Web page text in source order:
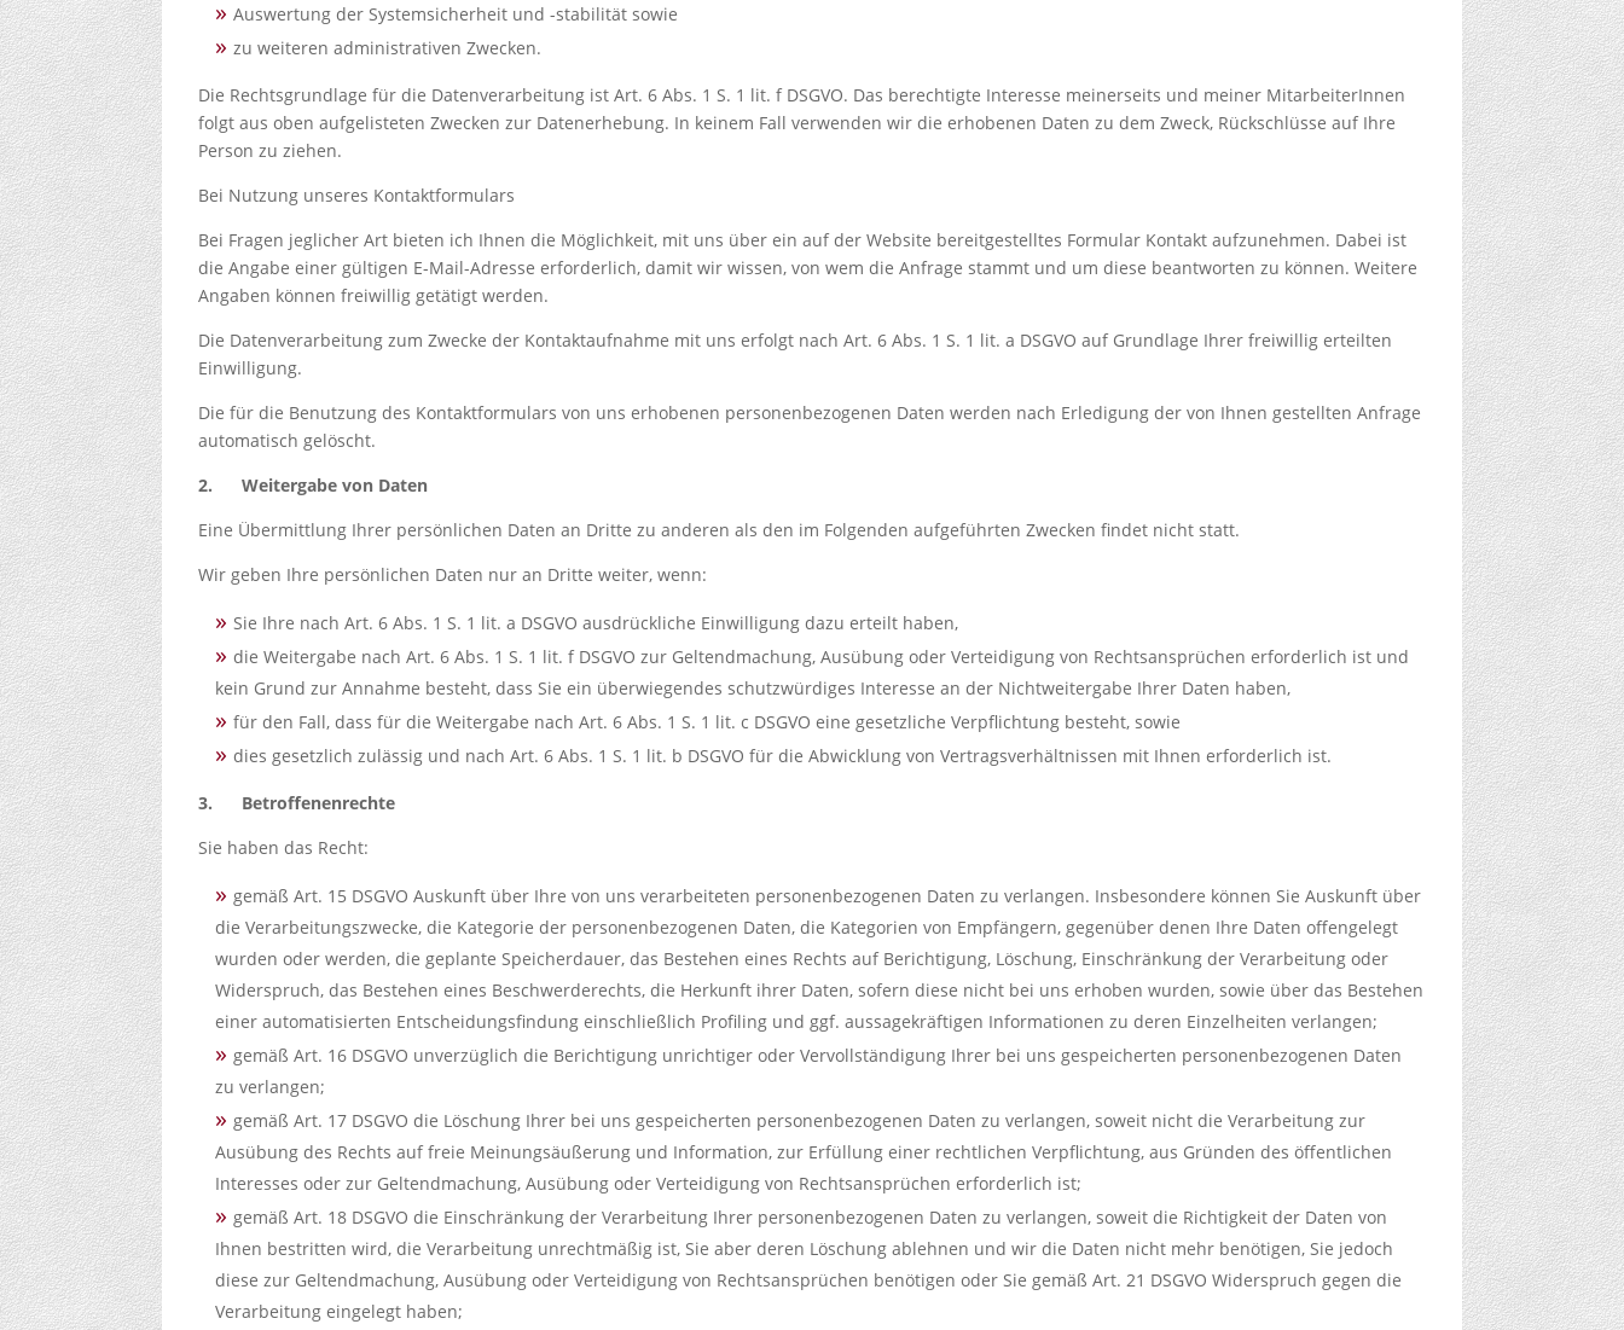
Auswertung der Systemsicherheit und -stabilität sowie
zu weiteren administrativen Zwecken.
Die Rechtsgrundlage für die Datenverarbeitung ist Art. 6 Abs. 1 S. 1 lit. f DSGVO. Das berechtigte Interesse meinerseits und meiner MitarbeiterInnen
folgt aus oben aufgelisteten Zwecken zur Datenerhebung. In keinem Fall verwenden wir die erhobenen Daten zu dem Zweck, Rückschlüsse auf Ihre
Person zu ziehen.
Bei Nutzung unseres Kontaktformulars
Bei Fragen jeglicher Art bieten ich Ihnen die Möglichkeit, mit uns über ein auf der Website bereitgestelltes Formular Kontakt aufzunehmen. Dabei ist
die Angabe einer gültigen E-Mail-Adresse erforderlich, damit wir wissen, von wem die Anfrage stammt und um diese beantworten zu können. Weitere
Angaben können freiwillig getätigt werden.
Die Datenverarbeitung zum Zwecke der Kontaktaufnahme mit uns erfolgt nach Art. 6 Abs. 1 S. 1 lit. a DSGVO auf Grundlage Ihrer freiwillig erteilten
Einwilligung.
Die für die Benutzung des Kontaktformulars von uns erhobenen personenbezogenen Daten werden nach Erledigung der von Ihnen gestellten Anfrage
automatisch gelöscht.
2.Weitergabe von Daten
Eine Übermittlung Ihrer persönlichen Daten an Dritte zu anderen als den im Folgenden aufgeführten Zwecken findet nicht statt.
Wir geben Ihre persönlichen Daten nur an Dritte weiter, wenn:
Sie Ihre nach Art. 6 Abs. 1 S. 1 lit. a DSGVO ausdrückliche Einwilligung dazu erteilt haben,
die Weitergabe nach Art. 6 Abs. 1 S. 1 lit. f DSGVO zur Geltendmachung, Ausübung oder Verteidigung von Rechtsansprüchen erforderlich ist und
kein Grund zur Annahme besteht, dass Sie ein überwiegendes schutzwürdiges Interesse an der Nichtweitergabe Ihrer Daten haben,
für den Fall, dass für die Weitergabe nach Art. 6 Abs. 1 S. 1 lit. c DSGVO eine gesetzliche Verpflichtung besteht, sowie
dies gesetzlich zulässig und nach Art. 6 Abs. 1 S. 1 lit. b DSGVO für die Abwicklung von Vertragsverhältnissen mit Ihnen erforderlich ist.
3. Betroffenenrechte
Sie haben das Recht:
gemäß Art. 15 DSGVO Auskunft über Ihre von uns verarbeiteten personenbezogenen Daten zu verlangen. Insbesondere können Sie Auskunft über
die Verarbeitungszwecke, die Kategorie der personenbezogenen Daten, die Kategorien von Empfängern, gegenüber denen Ihre Daten offengelegt
wurden oder werden, die geplante Speicherdauer, das Bestehen eines Rechts auf Berichtigung, Löschung, Einschränkung der Verarbeitung oder
Widerspruch, das Bestehen eines Beschwerderechts, die Herkunft ihrer Daten, sofern diese nicht bei uns erhoben wurden, sowie über das Bestehen
einer automatisierten Entscheidungsfindung einschließlich Profiling und ggf. aussagekräftigen Informationen zu deren Einzelheiten verlangen;
gemäß Art. 16 DSGVO unverzüglich die Berichtigung unrichtiger oder Vervollständigung Ihrer bei uns gespeicherten personenbezogenen Daten
zu verlangen;
gemäß Art. 17 DSGVO die Löschung Ihrer bei uns gespeicherten personenbezogenen Daten zu verlangen, soweit nicht die Verarbeitung zur
Ausübung des Rechts auf freie Meinungsäußerung und Information, zur Erfüllung einer rechtlichen Verpflichtung, aus Gründen des öffentlichen
Interesses oder zur Geltendmachung, Ausübung oder Verteidigung von Rechtsansprüchen erforderlich ist;
gemäß Art. 18 DSGVO die Einschränkung der Verarbeitung Ihrer personenbezogenen Daten zu verlangen, soweit die Richtigkeit der Daten von
Ihnen bestritten wird, die Verarbeitung unrechtmäßig ist, Sie aber deren Löschung ablehnen und wir die Daten nicht mehr benötigen, Sie jedoch
diese zur Geltendmachung, Ausübung oder Verteidigung von Rechtsansprüchen benötigen oder Sie gemäß Art. 21 DSGVO Widerspruch gegen die
Verarbeitung eingelegt haben;